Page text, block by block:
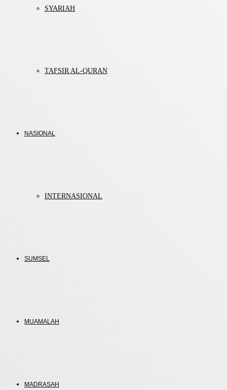
SYARIAH
TAFSIR AL-QURAN
NASIONAL
INTERNASIONAL
SUMSEL
MUAMALAH
MADRASAH